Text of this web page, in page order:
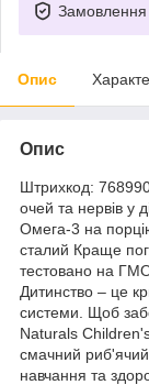
Замовлення
Опис
Опис
Штрихкод:
очей та нервів у
Омега-3 на
сталий Краще
тестовано на
Дитинство – це
системи. Щоб
Naturals
смачний риб'ячий
навчання та